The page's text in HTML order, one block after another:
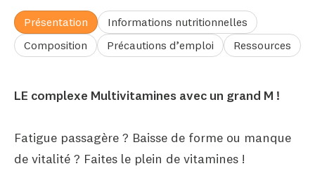
Présentation
Informations nutritionnelles
Composition
Précautions d’emploi Ressources
LE complexe Multivitamines avec un grand M !
Fatigue passagère ? Baisse de forme ou manque
de vitalité ? Faites le plein de vitamines !